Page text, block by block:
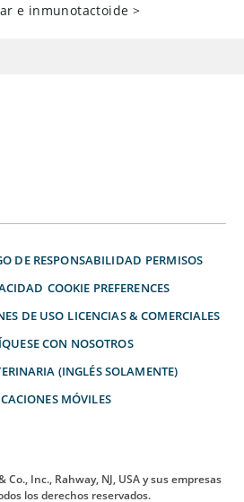
e inmunotactoide >
DE RESPONSABILIDAD PERMISOS
COOKIE PREFERENCES
DE USO LICENCIAS & COMERCIALES
CON NOSOTROS
(INGLÉS SOLAMENTE)
MÓVILES
Co., Inc., Rahway, NJ, USA y sus empresas
los derechos reservados.